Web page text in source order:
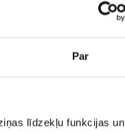
Par
līdzekļu funkcijas un